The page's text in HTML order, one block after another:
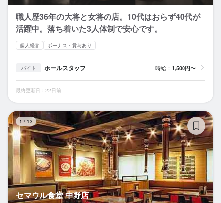
職人歴36年の大将と女将の店。10代はおらず40代が
活躍中。落ち着いた3人体制で安心です。
個人経営 ボーナス・賞与あり
バイト ホールスタッフ 時給： 1,500円〜
最終更新日：22日前
1 / 13
セマウル食堂 中野店